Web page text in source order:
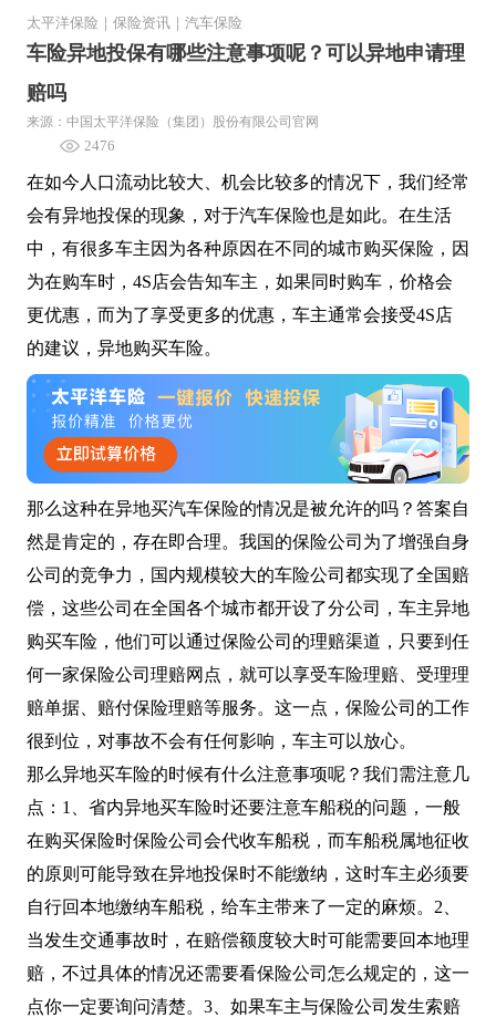
太平洋保险 保险资讯 汽车保险
车险异地投保有哪些注意事项呢？可以异地申请理
赔吗
来源：中国太平洋保险（集团）股份有限公司官网
2476
在如今人口流动比较大、机会比较多的情况下，我们经常
会有异地投保的现象，对于汽车保险也是如此。在生活
中，有很多车主因为各种原因在不同的城市购买保险，因
为在购车时，4S店会告知车主，如果同时购车，价格会
更优惠，而为了享受更多的优惠，车主通常会接受4S店
的建议，异地购买车险。
那么这种在异地买汽车保险的情况是被允许的吗？答案自
然是肯定的，存在即合理。我国的保险公司为了增强自身
公司的竞争力，国内规模较大的车险公司都实现了全国赔
偿，这些公司在全国各个城市都开设了分公司，车主异地
购买车险，他们可以通过保险公司的理赔渠道，只要到任
何一家保险公司理赔网点，就可以享受车险理赔、受理理
赔单据、赔付保险理赔等服务。这一点，保险公司的工作
很到位，对事故不会有任何影响，车主可以放心。
那么异地买车险的时候有什么注意事项呢？我们需注意几
点：1、省内异地买车险时还要注意车船税的问题，一般
在购买保险时保险公司会代收车船税，而车船税属地征收
的原则可能导致在异地投保时不能缴纳，这时车主必须要
自行回本地缴纳车船税，给车主带来了一定的麻烦。2、
当发生交通事故时，在赔偿额度较大时可能需要回本地理
赔，不过具体的情况还需要看保险公司怎么规定的，这一
点你一定要询问清楚。3、如果车主与保险公司发生索赔